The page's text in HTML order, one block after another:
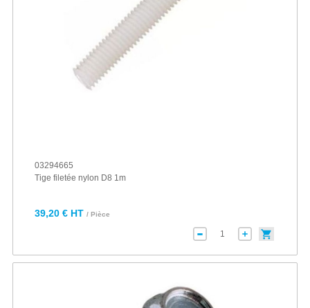
03294665
Tige filetée nylon D8 1m
39,20 € HT / Pièce